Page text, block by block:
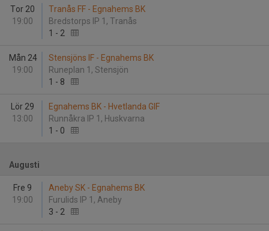
Tor 20
19:00
Tranås FF - Egnahems BK
Bredstorps IP 1, Tranås
1 - 2
Mån 24
19:00
Stensjöns IF - Egnahems BK
Runeplan 1, Stensjön
1 - 8
Lör 29
13:00
Egnahems BK - Hvetlanda GIF
Runnåkra IP 1, Huskvarna
1 - 0
Augusti
Fre 9
19:00
Aneby SK - Egnahems BK
Furulids IP 1, Aneby
3 - 2